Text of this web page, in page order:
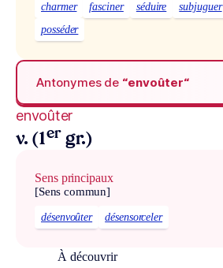
charmer fasciner séduire subjuguer
posséder
Antonymes de “envoûter“
envoûter
v. (1er gr.)
Sens principaux
[Sens commun]
désenvoûter désensorceler
À découvrir